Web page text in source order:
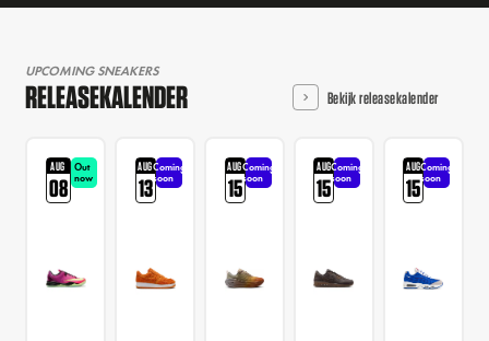
UPCOMING SNEAKERS
RELEASEKALENDER Bekijk releasekalender
AUG
08
Out
now
AUG
13
Coming
soon
AUG
15
Coming
soon
AUG
15
Coming
soon
AUG
15
Coming
soon